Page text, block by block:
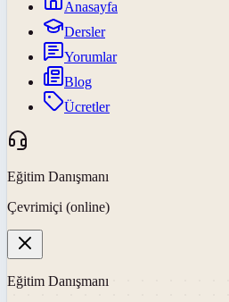
Anasayfa
Dersler
Yorumlar
Blog
Ücretler
Eğitim Danışmanı
Çevrimiçi (online)
Eğitim Danışmanı